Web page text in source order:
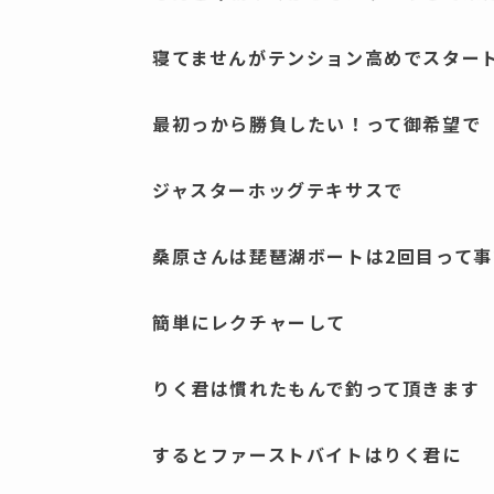
寝てませんがテンション高めでスター
最初っから勝負したい！って御希望で
ジャスターホッグテキサスで
桑原さんは琵琶湖ボートは2回目って
簡単にレクチャーして
りく君は慣れたもんで釣って頂きます
するとファーストバイトはりく君に